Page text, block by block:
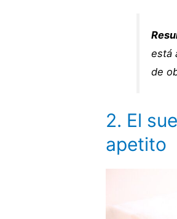
está
de
2. El
apetito